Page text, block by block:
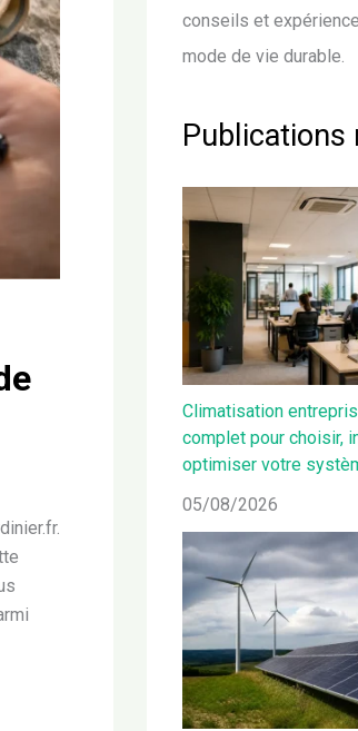
conseils et
mode de vie durable.
Publications
Climatisation
complet pour choisir,
optimiser votre
05/08/2026